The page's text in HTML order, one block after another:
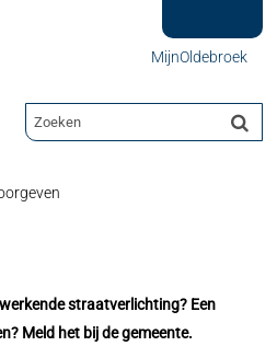
MijnOldebroek
straatverlichting? Een
Meld het bij de gemeente.